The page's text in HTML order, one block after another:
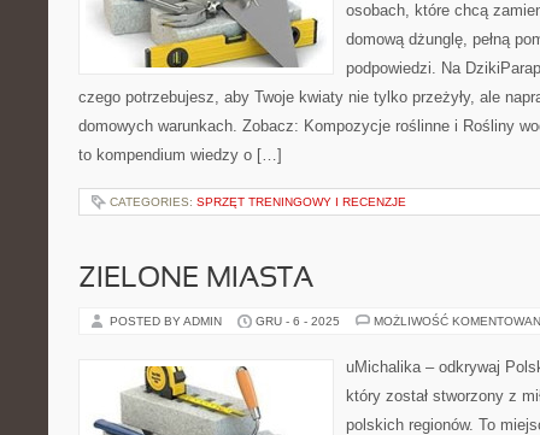
osobach, które chcą
domową dżunglę, pełną
podpowiedzi. Na
czego potrzebujesz, aby Twoje kwiaty nie tylko przeżyły, ale
domowych warunkach. Zobacz: Kompozycje roślinne i Rośliny
to kompendium wiedzy o […]
CATEGORIES: SPRZĘT TRENINGOWY I RECENZJE
ZIELONE MIASTA
POSTED BY ADMIN GRU - 6 - 2025 MOŻLIWOŚĆ
uMichalika – odkrywaj
który został stworzony z
polskich regionów. To